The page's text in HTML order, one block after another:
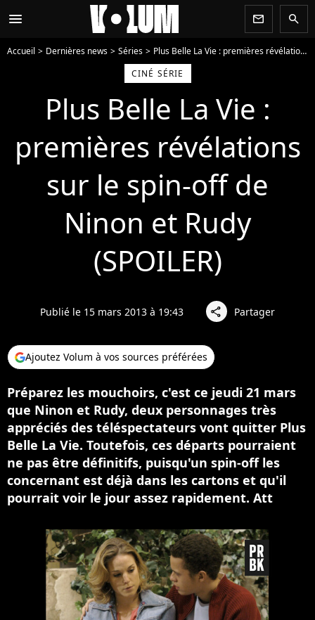
menu newsletter search
Accueil Dernières news Séries
Plus Belle La Vie : premières révélations sur le spin-off de Ninon et Rudy (SPOILER)
CINÉ SÉRIE
Plus Belle La Vie :
premières révélations
sur le spin-off de
Ninon et Rudy
(SPOILER)
Publié le 15 mars 2013 à 19:43 share Partager
Ajoutez Volum à vos sources préférées
Préparez les mouchoirs, c'est ce jeudi 21 mars
que Ninon et Rudy, deux personnages très
appréciés des téléspectateurs vont quitter Plus
Belle La Vie. Toutefois, ces départs pourraient
ne pas être définitifs, puisqu'un spin-off les
concernant est déjà dans les cartons et qu'il
pourrait voir le jour assez rapidement. Att